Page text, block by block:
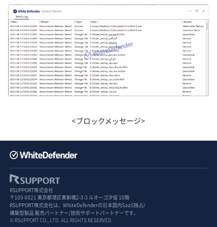
<ブロックメッセージ>
RSUPPORT株式会社
〒105-0021 東京都港区東新橋2-3-3 ルオーゴ汐留 10階
RSUPPORT株式会社は、WhiteDefenderの日本国内SaaS独占/
構築型製品 販売パートナー/技術サポートパートナーです。
© RSUPPORT CO., LTD. ALL RIGHTS RESERVED.